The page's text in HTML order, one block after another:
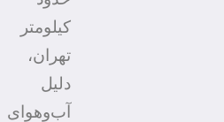
کیلومتر از
تهران، به
دلیل
آب‌وهوای